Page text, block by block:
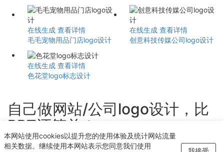
在线生成 查看详情
毛毛宠物用品门店logo设计
在线生成 查看详情
创意科技传媒公司logo设计
在线生成 查看详情
色花堂logo标志设计
自己做网站/公司logo设计，比
PPT还简单！
轻点几下即可获得个性化logo设计
本网站使用cookies以提升您的使用体验及统计网站流量
相关数据。继续使用本网站表示您同意我们使用